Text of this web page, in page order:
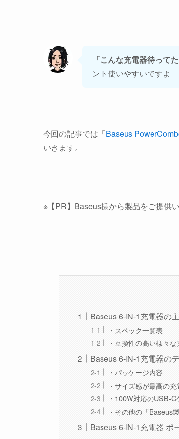
「こんな充電器待ってた
ント使いやすいですよ
今回の記事では「Baseus
いきます。
※【PR】Baseus様から製品をご提供
Baseus 6-IN-1充電器の
・スペック一覧表
・互換性の高い様々
Baseus 6-IN-1充電器の
・パッケージ内容
・サイズ感が最高の
・100W対応のUSB-
・その他の「Baseus
Baseus 6-IN-1充電器 ポ